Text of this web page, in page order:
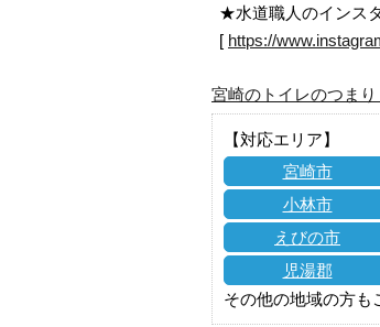
★水道職人のインス
[ https://
宮崎のトイレのつま
【対応エリア】
宮崎市
小林市
えびの市
児湯郡
その他の地域の方も